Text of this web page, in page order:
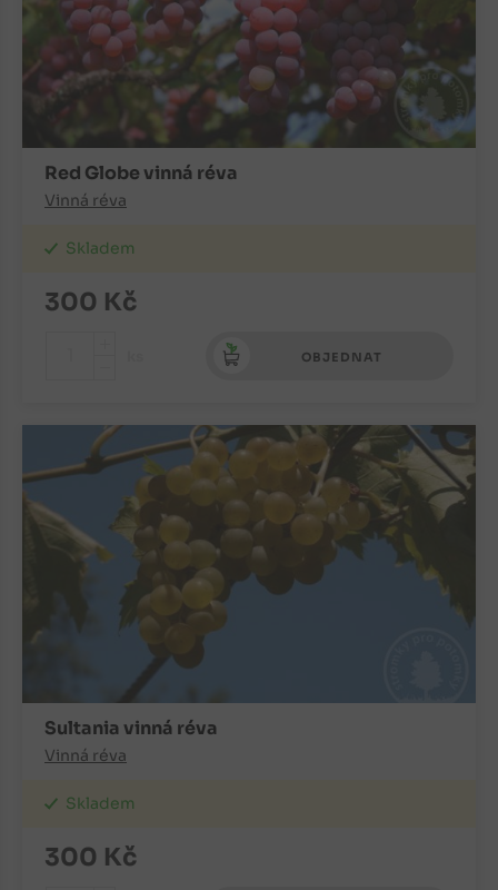
Red Globe vinná réva
Vinná réva
Skladem
300 Kč
OBJEDNAT
Sultania vinná réva
Vinná réva
Skladem
300 Kč